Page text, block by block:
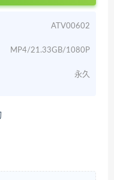
ATV00602
MP4/21.33GB/1080P
永久